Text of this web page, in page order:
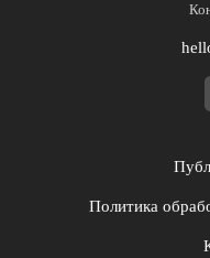
Политика